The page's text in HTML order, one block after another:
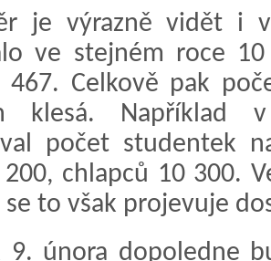
je výrazně vidět i
ve stejném roce
467. Celkově pak
klesá. Například
počet studentek
chlapců 10 300.
se to však projevuje
9. února dopoledne